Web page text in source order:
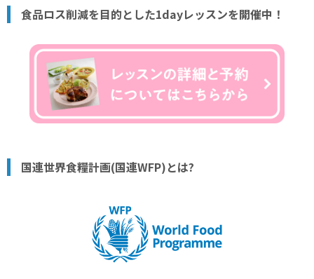
食品ロス削減を目的とした1dayレッスンを開催中！
国連世界食糧計画(国連WFP)とは?